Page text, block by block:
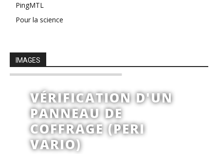
PingMTL
Pour la science
IMAGES
VÉRIFICATION D'UN
PANNEAU DE
COFFRAGE (PERI
VARIO)